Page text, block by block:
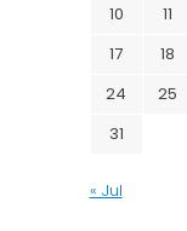
10
11
17
18
24
25
31
« Jul